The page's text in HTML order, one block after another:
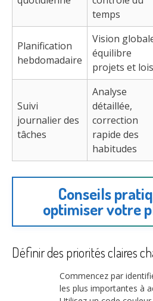
temps
Planification
hebdomadaire
Vision
équilibre
projets et
Suivi
journalier des
tâches
Analyse
détaillée,
correction
rapide des
habitudes
Conseils
optimiser votre
Définir des priorités claires
Commencez par
les plus importantes à